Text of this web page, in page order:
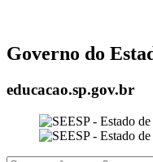
Governo do
educacao.sp.gov.br